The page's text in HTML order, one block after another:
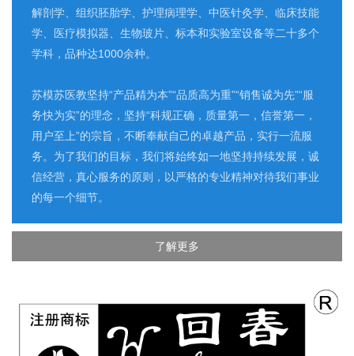
解剖学、组织胚胎学、护理病理学、中医针灸学、临床技能
学、医疗模拟器、生物玻片、标本和实验室设备等二十多个
学科，品种达1000余种。
苏模苏医教坚持“产品精为本”“品质高为重”“销售诚为先”“服
务快为实”的理念，坚持“科规正确，质量第一，信誉第一，
用户至上”的宗旨，不断奉献自己的卓越产品，实行一流服
务。为了我们的目标，我们将始终如一地坚持持续发展，诚
信经营，真心服务的原则，以严格的专业精神对待我们事业
的每一个细节。
了解更多